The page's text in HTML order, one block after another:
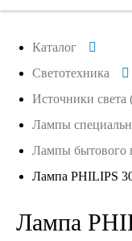
Каталог
Светотехника
Источники
Лампы
Лампы бытового
Лампа PHILIPS
Лампа